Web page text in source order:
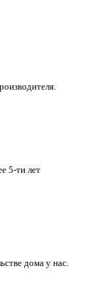
5-ти лет
дома у нас.